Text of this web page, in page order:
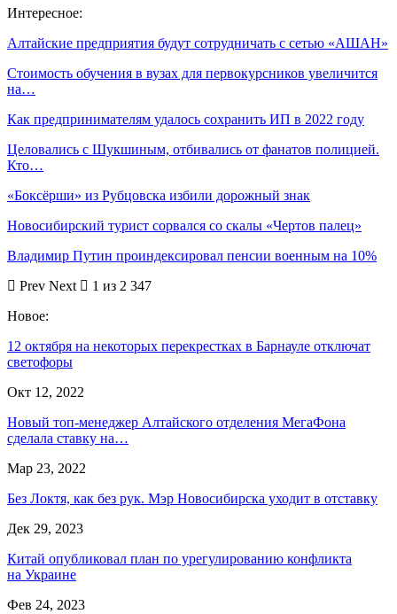
Интересное:
Алтайские предприятия будут сотрудничать с сетью «АШАН»
Стоимость обучения в вузах для первокурсников увеличится
на…
Как предпринимателям удалось сохранить ИП в 2022 году
Целовались с Шукшиным, отбивались от фанатов полицией.
Кто…
«Боксёрши» из Рубцовска избили дорожный знак
Новосибирский турист сорвался со скалы «Чертов палец»
Владимир Путин проиндексировал пенсии военным на 10%
Prev Next
1 из 2 347
Новое:
12 октября на некоторых перекрестках в Барнауле отключат
светофоры
Окт 12, 2022
Новый топ-менеджер Алтайского отделения МегаФона
сделала ставку на…
Мар 23, 2022
Без Локтя, как без рук. Мэр Новосибирска уходит в отставку
Дек 29, 2023
Китай опубликовал план по урегулированию конфликта
на Украине
Фев 24, 2023